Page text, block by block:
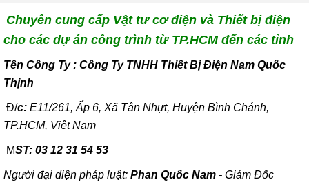
Chuyên cung cấp Vật tư cơ điện và Thiết bị điện
cho các dự án công trình từ TP.HCM đến các tỉnh
Tên Công Ty : Công Ty TNHH Thiết Bị Điện Nam Quốc
Thịnh
Đ/c: E11/261, Ấp 6, Xã Tân Nhựt, Huyện Bình Chánh,
TP.HCM, Việt Nam
MST: 03 12 31 54 53
Người đại diện pháp luật: Phan Quốc Nam - Giám Đốc